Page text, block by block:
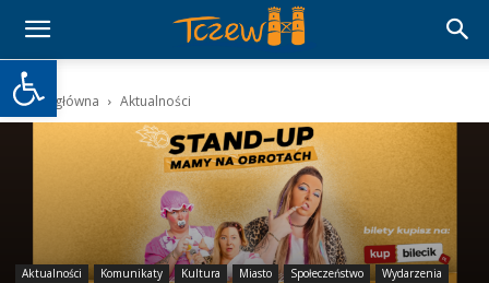
Otwórz pasek narzędzi
Strona główna Aktualności
Aktualności Komunikaty Kultura Miasto Społeczeństwo Wydarzenia